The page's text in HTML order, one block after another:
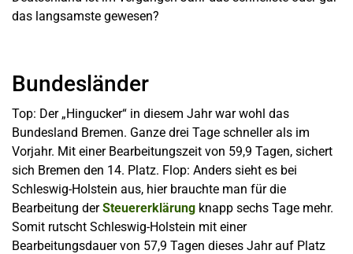
das langsamste gewesen?
Bundesländer
Top: Der „Hingucker“ in diesem Jahr war wohl das
Bundesland Bremen. Ganze drei Tage schneller als im
Vorjahr. Mit einer Bearbeitungszeit von 59,9 Tagen, sichert
sich Bremen den 14. Platz. Flop: Anders sieht es bei
Schleswig-Holstein aus, hier brauchte man für die
Bearbeitung derSteuererklärung knapp sechs Tage mehr.
Somit rutscht Schleswig-Holstein mit einer
Bearbeitungsdauer von 57,9 Tagen dieses Jahr auf Platz